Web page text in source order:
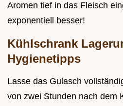
Aromen tief in das Fleisch
exponentiell besser!
Kühlschrank
Hygienetipps
Lasse das Gulasch
von zwei Stunden nach dem